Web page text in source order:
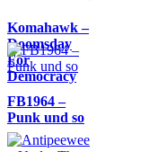
Komahawk –
Doomsday
For
Democracy
FB1964 –
Punk und so